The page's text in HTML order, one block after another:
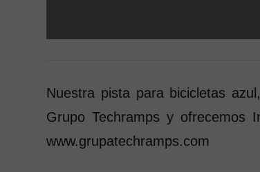
Nuestra pista para bicicletas
Grupo Techramps y ofrecemos
www.grupatechramps.com